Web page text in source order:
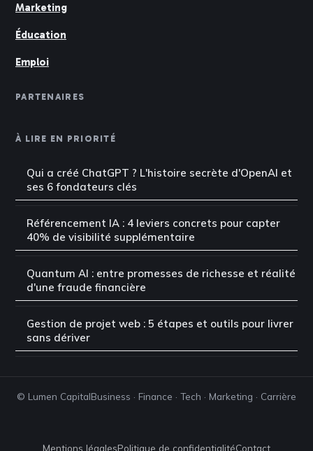
Marketing
Éducation
Emploi
PARTENAIRES
À LIRE EN PRIORITÉ
Qui a créé ChatGPT ? L'histoire secrète d'OpenAI et
ses 6 fondateurs clés
Référencement IA : 4 leviers concrets pour capter
40% de visibilité supplémentaire
Quantum AI : entre promesses de richesse et réalité
d'une fraude financière
Gestion de projet web : 5 étapes et outils pour livrer
sans dériver
© Lumen CapitalBusiness · Finance · Tech · Marketing · Carrière
Mentions légalesPolitique de confidentialitéContact